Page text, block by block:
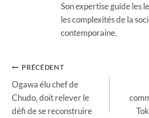
Son expertise guide les
les complexités de la
contemporaine.
Navigation
de
l’article
PRÉCÉDENT
Ogawa élu chef de
Chudo, doit relever le
défi de se reconstruire